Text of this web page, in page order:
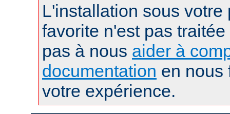
L'installation sous votre
favorite n'est pas
pas à nous aider à
documentation en nous
votre expérience.